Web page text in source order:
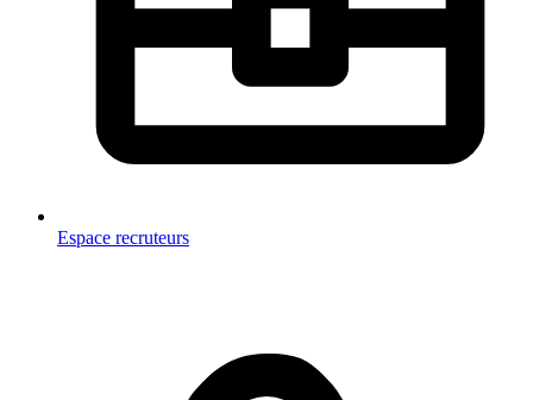
Espace recruteurs